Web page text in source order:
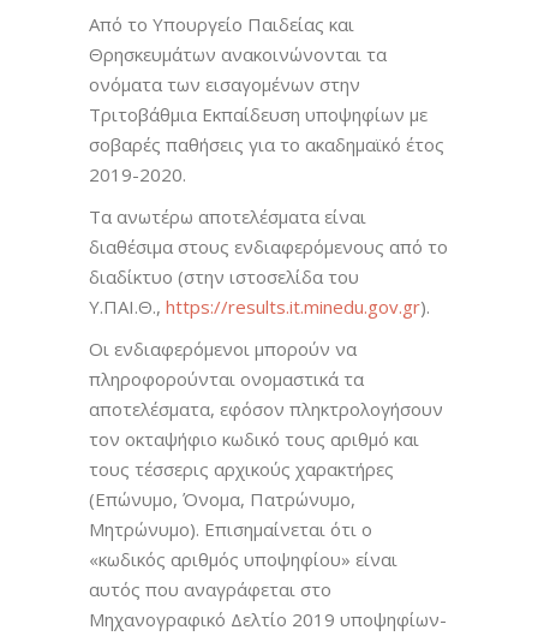
Από το Υπουργείο Παιδείας και
Θρησκευμάτων ανακοινώνονται τα
ονόματα των εισαγομένων στην
Τριτοβάθμια Εκπαίδευση υποψηφίων με
σοβαρές παθήσεις για το ακαδημαϊκό έτος
2019-2020.
Τα ανωτέρω αποτελέσματα είναι
διαθέσιμα στους ενδιαφερόμενους από το
διαδίκτυο (στην ιστοσελίδα του
Υ.ΠΑΙ.Θ., https://results.it.minedu.gov.gr).
Οι ενδιαφερόμενοι μπορούν να
πληροφορούνται ονομαστικά τα
αποτελέσματα, εφόσον πληκτρολογήσουν
τον οκταψήφιο κωδικό τους αριθμό και
τους τέσσερις αρχικούς χαρακτήρες
(Επώνυμο, Όνομα, Πατρώνυμο,
Μητρώνυμο). Επισημαίνεται ότι ο
«κωδικός αριθμός υποψηφίου» είναι
αυτός που αναγράφεται στο
Μηχανογραφικό Δελτίο 2019 υποψηφίων-